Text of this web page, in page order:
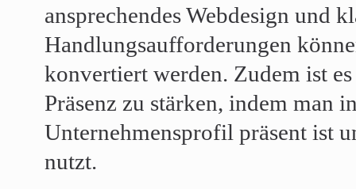
ansprechendes Webdesign und
Handlungsaufforderungen
konvertiert werden. Zudem ist
Präsenz zu stärken, indem man
Unternehmensprofil präsent ist
nutzt.